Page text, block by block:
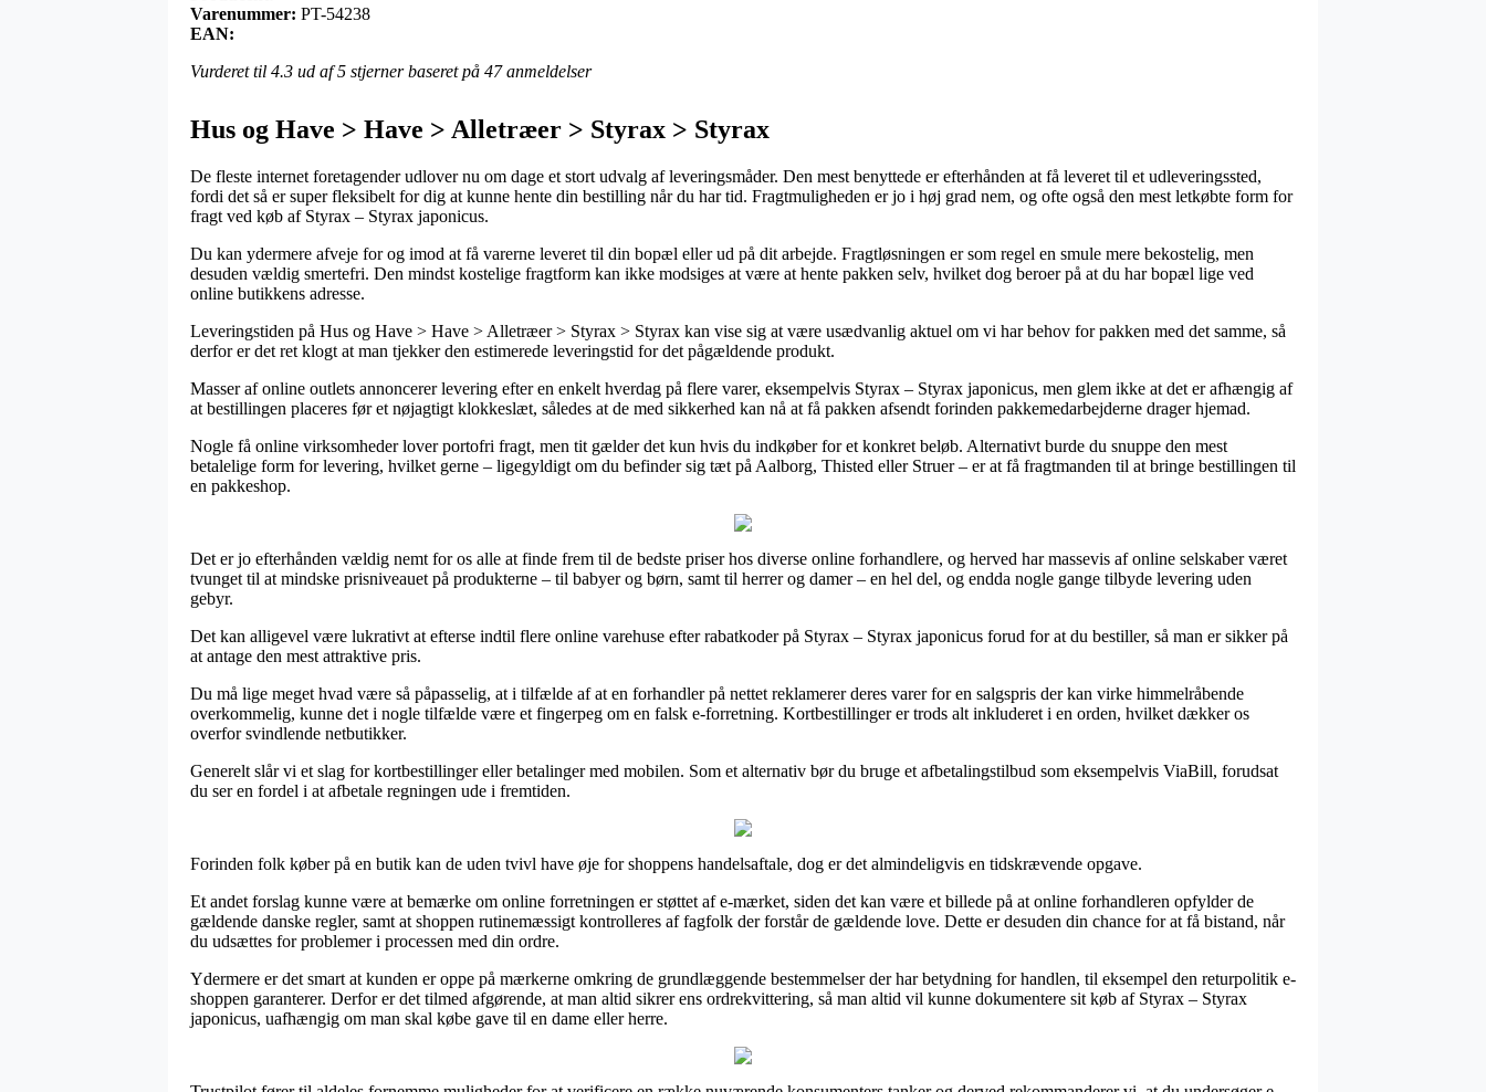
Varenummer: PT-54238
EAN:
Vurderet til 4.3 ud af 5 stjerner baseret på 47anmeldelser
Hus og Have > Have > Alletræer > Styrax > Styrax
De fleste internet foretagender udlover nu om dage et stort udvalg af leveringsmåder. Den mest benyttede er efterhånden at få leveret til et udleveringssted,
fordi det så er super fleksibelt for dig at kunne hente din bestilling når du har tid. Fragtmuligheden er jo i høj grad nem, og ofte også den mest letkøbte form for
fragt ved køb af Styrax – Styrax japonicus.
Du kan ydermere afveje for og imod at få varerne leveret til din bopæl eller ud på dit arbejde. Fragtløsningen er som regel en smule mere bekostelig, men
desuden vældig smertefri. Den mindst kostelige fragtform kan ikke modsiges at være at hente pakken selv, hvilket dog beroer på at du har bopæl lige ved
online butikkens adresse.
Leveringstiden på Hus og Have > Have > Alletræer > Styrax > Styrax kan vise sig at være usædvanlig aktuel om vi har behov for pakken med det samme, så
derfor er det ret klogt at man tjekker den estimerede leveringstid for det pågældende produkt.
Masser af online outlets annoncerer levering efter en enkelt hverdag på flere varer, eksempelvis Styrax – Styrax japonicus, men glem ikke at det er afhængig af
at bestillingen placeres før et nøjagtigt klokkeslæt, således at de med sikkerhed kan nå at få pakken afsendt forinden pakkemedarbejderne drager hjemad.
Nogle få online virksomheder lover portofri fragt, men tit gælder det kun hvis du indkøber for et konkret beløb. Alternativt burde du snuppe den mest
betalelige form for levering, hvilket gerne – ligegyldigt om du befinder sig tæt på Aalborg, Thisted eller Struer – er at få fragtmanden til at bringe bestillingen til
en pakkeshop.
Det er jo efterhånden vældig nemt for os alle at finde frem til de bedste priser hos diverse online forhandlere, og herved har massevis af online selskaber været
tvunget til at mindske prisniveauet på produkterne – til babyer og børn, samt til herrer og damer – en hel del, og endda nogle gange tilbyde levering uden
gebyr.
Det kan alligevel være lukrativt at efterse indtil flere online varehuse efter rabatkoder på Styrax – Styrax japonicus forud for at du bestiller, så man er sikker på
at antage den mest attraktive pris.
Du må lige meget hvad være så påpasselig, at i tilfælde af at en forhandler på nettet reklamerer deres varer for en salgspris der kan virke himmelråbende
overkommelig, kunne det i nogle tilfælde være et fingerpeg om en falsk e-forretning. Kortbestillinger er trods alt inkluderet i en orden, hvilket dækker os
overfor svindlende netbutikker.
Generelt slår vi et slag for kortbestillinger eller betalinger med mobilen. Som et alternativ bør du bruge et afbetalingstilbud som eksempelvis ViaBill, forudsat
du ser en fordel i at afbetale regningen ude i fremtiden.
Forinden folk køber på en butik kan de uden tvivl have øje for shoppens handelsaftale, dog er det almindeligvis en tidskrævende opgave.
Et andet forslag kunne være at bemærke om online forretningen er støttet af e-mærket, siden det kan være et billede på at online forhandleren opfylder de
gældende danske regler, samt at shoppen rutinemæssigt kontrolleres af fagfolk der forstår de gældende love. Dette er desuden din chance for at få bistand, når
du udsættes for problemer i processen med din ordre.
Ydermere er det smart at kunden er oppe på mærkerne omkring de grundlæggende bestemmelser der har betydning for handlen, til eksempel den returpolitik e-
shoppen garanterer. Derfor er det tilmed afgørende, at man altid sikrer ens ordrekvittering, så man altid vil kunne dokumentere sit køb af Styrax – Styrax
japonicus, uafhængig om man skal købe gave til en dame eller herre.